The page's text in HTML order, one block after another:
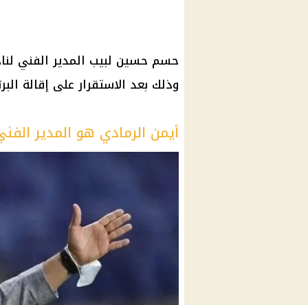
حسم حسين لبيب المدير الفني
وذلك بعد الاستقرار على إقالة
أيمن الرمادي هو المدير